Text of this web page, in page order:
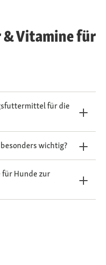
Vitamine für
für die
wichtig?
für Hunde zur